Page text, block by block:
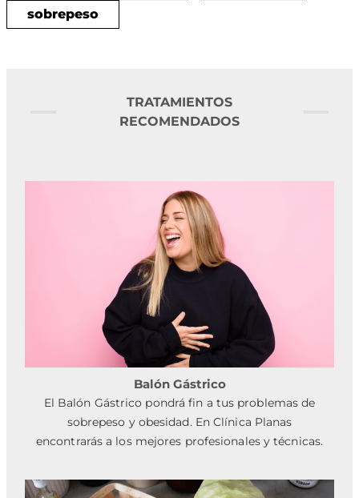
sobrepeso
TRATAMIENTOS
RECOMENDADOS
Balón Gástrico
El Balón Gástrico pondrá fin a tus problemas de
sobrepeso y obesidad. En Clínica Planas
encontrarás a los mejores profesionales y técnicas.